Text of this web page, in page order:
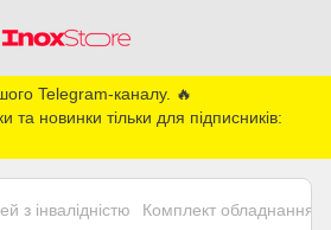
Telegram-каналу. 🔥
та новинки тільки для підписників:
з інвалідністю Комплект обладнання